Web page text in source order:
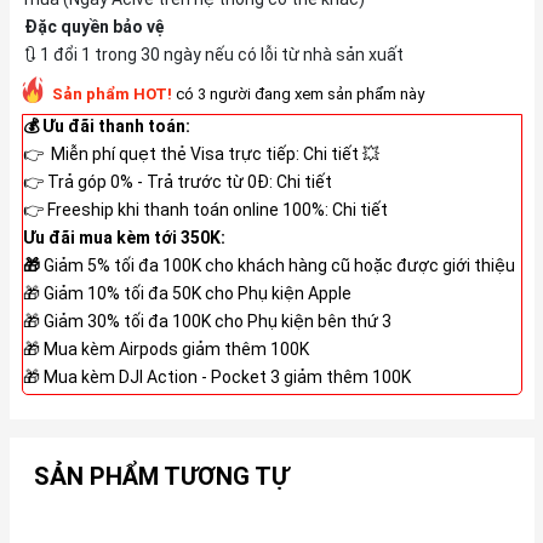
Đặc quyền bảo vệ
🔃 1 đổi 1 trong 30 ngày nếu có lỗi từ nhà sản xuất
Sản phẩm HOT! có 3 người đang xem sản phẩm này
💰 Ưu đãi thanh toán:
👉 Miễn phí quẹt thẻ Visa trực tiếp: Chi tiết 💥
👉 Trả góp 0% - Trả trước từ 0Đ: Chi tiết
👉 Freeship khi thanh toán online 100%: Chi tiết
Ưu đãi mua kèm tới 350K:
🎁Giảm 5% tối đa 100K cho khách hàng cũ hoặc được giới thiệu
🎁 Giảm 10% tối đa 50K cho Phụ kiện Apple
🎁 Giảm 30% tối đa 100K cho Phụ kiện bên thứ 3
🎁 Mua kèm Airpods giảm thêm 100K
🎁 Mua kèm DJI Action - Pocket 3 giảm thêm 100K
SẢN PHẨM TƯƠNG TỰ